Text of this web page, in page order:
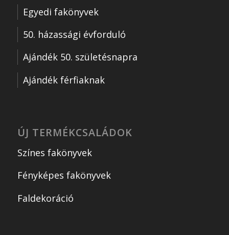
Egyedi fakönyvek
50. házassági évforduló
Ajándék 50. születésnapra
Ajándék férfiaknak
ÚJ TERMÉKCSALÁDOK
Színes fakönyvek
Fényképes fakönyvek
Faldekoráció